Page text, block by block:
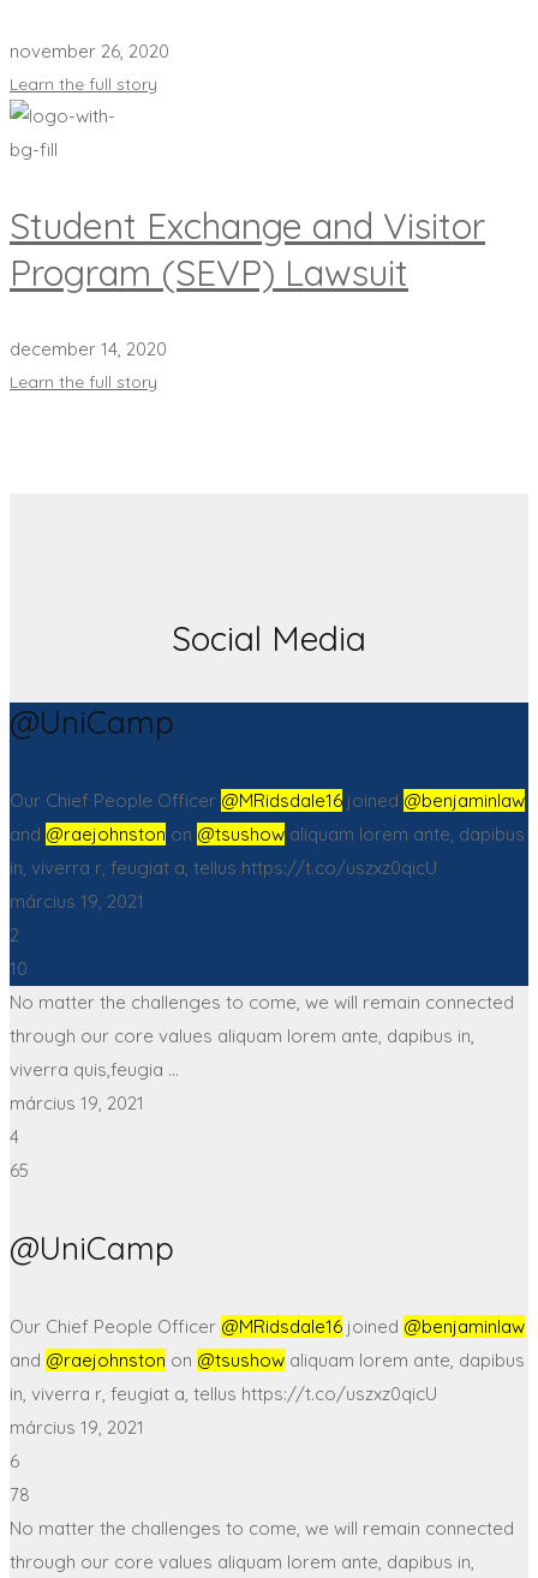
november 26, 2020
Learn the full story
Student Exchange and Visitor
Program (SEVP) Lawsuit
december 14, 2020
Learn the full story
Social Media
@UniCamp
Our Chief People Officer @MRidsdale16 joined @benjaminlaw
and @raejohnston on @tsushow aliquam lorem ante, dapibus
in, viverra r, feugiat a, tellus https://t.co/uszxz0qicU
március 19, 2021
2
10
No matter the challenges to come, we will remain connected
through our core values aliquam lorem ante, dapibus in,
viverra quis,feugia ...
március 19, 2021
4
65
@UniCamp
Our Chief People Officer @MRidsdale16 joined @benjaminlaw
and @raejohnston on @tsushow aliquam lorem ante, dapibus
in, viverra r, feugiat a, tellus https://t.co/uszxz0qicU
március 19, 2021
6
78
No matter the challenges to come, we will remain connected
through our core values aliquam lorem ante, dapibus in,